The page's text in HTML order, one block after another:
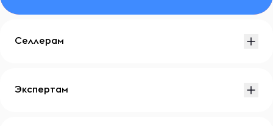
Селлерам
Экспертам